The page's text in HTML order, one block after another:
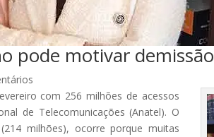
pode motivar demissão
com 256 milhões de acessos
de Telecomunicações (Anatel). O
milhões), ocorre porque muitas